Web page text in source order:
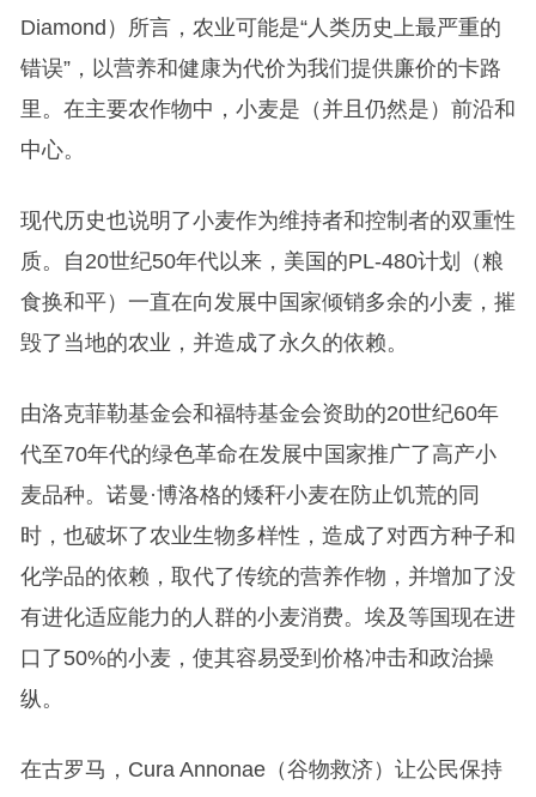
Diamond）所言，农业可能是“人类历史上最严重的
错误”，以营养和健康为代价为我们提供廉价的卡路
里。在主要农作物中，小麦是（并且仍然是）前沿和
中心。
现代历史也说明了小麦作为维持者和控制者的双重性
质。自20世纪50年代以来，美国的PL-480计划（粮
食换和平）一直在向发展中国家倾销多余的小麦，摧
毁了当地的农业，并造成了永久的依赖。
由洛克菲勒基金会和福特基金会资助的20世纪60年
代至70年代的绿色革命在发展中国家推广了高产小
麦品种。诺曼·博洛格的矮秆小麦在防止饥荒的同
时，也破坏了农业生物多样性，造成了对西方种子和
化学品的依赖，取代了传统的营养作物，并增加了没
有进化适应能力的人群的小麦消费。埃及等国现在进
口了50%的小麦，使其容易受到价格冲击和政治操
纵。
在古罗马，Cura Annonae（谷物救济）让公民保持